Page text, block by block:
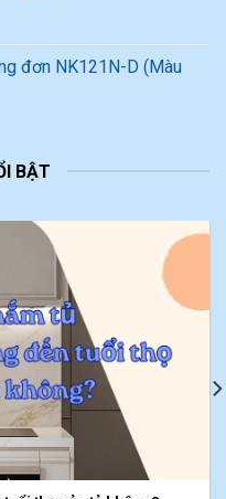
đơn NK121N-D (Màu
BẬT